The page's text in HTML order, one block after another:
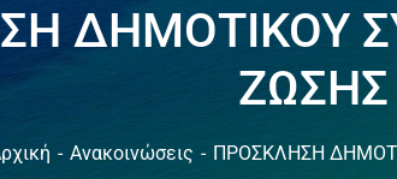
ΔΗΜΟΤΙΚΟΥ
Ανακοινώσεις ΠΡΟΣΚΛΗΣΗ